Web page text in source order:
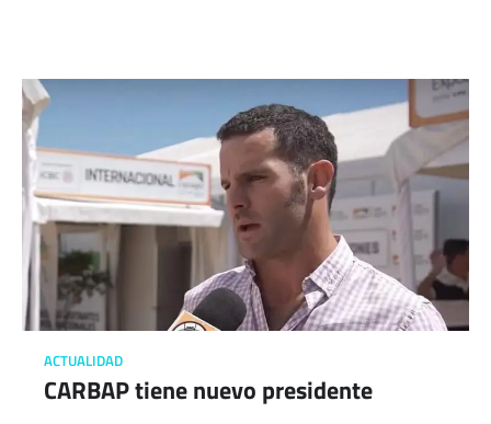
ACTUALIDAD
CARBAP tiene nuevo presidente